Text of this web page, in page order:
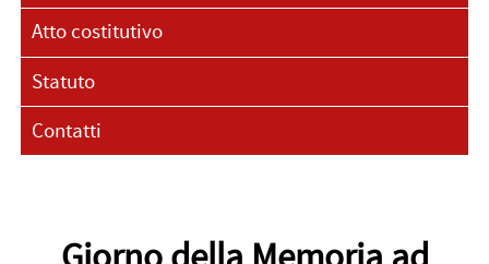
Atto costitutivo
Statuto
Contatti